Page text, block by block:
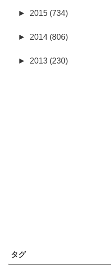
► 2015 (734)
► 2014 (806)
► 2013 (230)
タグ